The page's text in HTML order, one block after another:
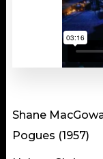
Shane
Pogues (1957)